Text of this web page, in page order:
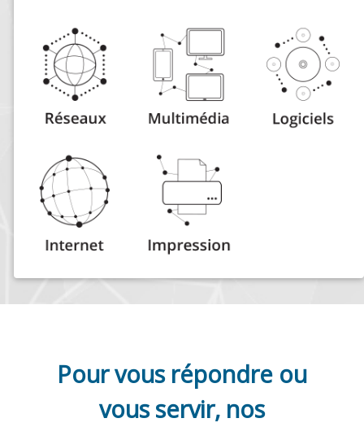
Pour vous répondre ou
vous servir, nos